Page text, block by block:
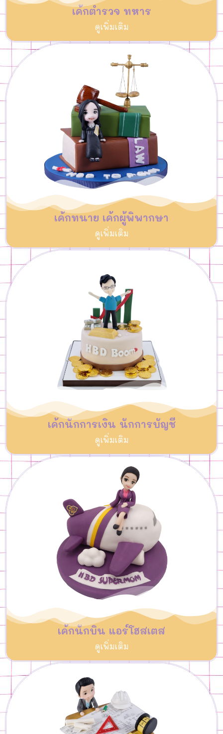
เค้กตำรวจ ทหาร
ดูเพิ่มเติม
เค้กทนาย เค้กผู้พิพากษา
ดูเพิ่มเติม
เค้กนักการเงิน นักการบัญชี
ดูเพิ่มเติม
เค้กนักบิน แอร์โฮสเตส
ดูเพิ่มเติม